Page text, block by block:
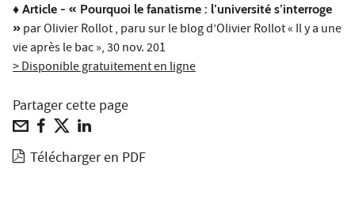
♦ Article - « Pourquoi le fanatisme : l’université s’interroge
» par Olivier Rollot , paru sur le blog d’Olivier Rollot « Il y a une
vie après le bac », 30 nov. 201
> Disponible gratuitement en ligne
Partager cette page
Télécharger en PDF